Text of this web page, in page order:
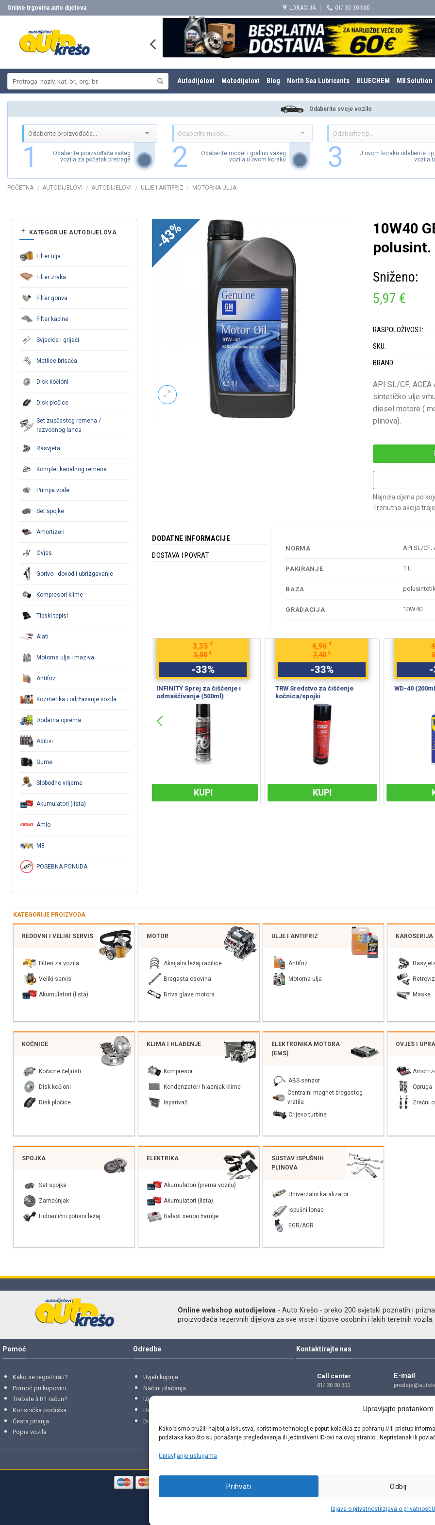
Upravljajte pristankom
Kako bismo pružili najbolja iskustva, koristimo tehnologije poput kolačića za pohranu i/ili pristup
podataka kao što su ponašanje pregledavanja ili jedinstveni ID-ovi na ovoj stranici. Nepristanak ili
Upravljanje uslugama
Prihvati Odbij
Izjava o privatnosti Izjava o privatnosti
Skip
to
Online trgovina auto dijelova LOKACIJA 01/ 30 30 300
Autodijelovi Motodijelovi Blog North Sea Lubricants BLUECHEM M8 Solution
Odaberite svoje vozilo
1
Odaberite proizvođača vašeg
vozila za početak pretrage
2
Odaberite model i godinu vašeg
vozila u ovom koraku
3
U ovom koraku odaberite
vozila
POČETNA / AUTODIJELOVI / AUTODIJELOVI / ULJE I ANTIFRIZ / MOTORNA ULJA
-43%
Najniža cijena po
Trenutna akcija
10W40
Sniženo:
5,97 €
RASPOLOŽIVOST:
SKU:
BRAND:
API SL/CF;
sintetičko ulje
diesel motore (
plinova).
DODATNE INFORMACIJE
DOSTAVA I POVRAT
NORMA API SL/CF;
PAKIRANJE 1 L
BAZA
GRADACIJA 10W40
5,00
odmašćivanje (500ml)
7,40
4,96
-33
TRW Sredstvo za čišćenje
kočnica/spojki
KUPI
6,50
4,35
-33
WD-40 (200ml)
KUPI
WD-40
KATEGORIJE AUTODIJELOVA
Filter ulja
Filter zraka
Filter goriva
Filter kabine
Svjećice i grijači
Metlice brisača
Disk kočioni
Disk pločice
Set zupčastog remena /
razvodnog lanca
Rasvjeta
Komplet kanalnog remena
Pumpa vode
Set spojke
Amortizeri
Ovjes
Gorivo - dovod i ubrizgavanje
Kompresori klime
Tipski tepisi
Alati
Motorna ulja i maziva
Antifriz
Kozmetika i održavanje vozila
Dodatna oprema
Aditivi
Gume
Slobodno vrijeme
Akumulatori (lista)
Amio
M8
POSEBNA PONUDA
KATEGORIJE PROIZVODA
REDOVNI I VELIKI SERVIS
Filteri za vozila
Veliki servis
Akumulatori (lista)
MOTOR
Aksijalni ležaj radilice
Bregasta osovina
Brtva glave motora
ULJE I ANTIFRIZ
Antifriz
Motorna ulja
KAROSERIJA
Maske
KOČNICE
Kočione čeljusti
Disk kočioni
Disk pločice
KLIMA I HLAĐENJE
Kompresor
Kondenzator/ hladnjak klime
Isparivač
ELEKTRONIKA MOTORA
(EMS)
ABS senzor
Centralni magnet bregastog
vratila
Crijevo turbine
OVJES I
Opruga
Zračni
SPOJKA
Set spojke
Zamašnjak
Hidraulični potisni ležaj
ELEKTRIKA
Akumulatori (prema vozilu)
Akumulatori (lista)
Balast xenon žarulje
SUSTAV ISPUŠNIH
PLINOVA
Univerzalni katalizator
Ispušni lonac
EGR/AGR
Online webshop autodijelova - Auto Krešo - preko 200 svjetski poznatih i
proizvođača rezervnih dijelova za sve vrste i tipove osobnih i lakih teretnih vozila.
Pomoć
Kako se registrirati?
Pomoć pri kupovini
Trebate li R1 račun?
Korisnička podrška
Česta pitanja
Popis vozila
Odredbe
Uvjeti kupnje
Načini plaćanja
Izjava o privatnosti
Reklamacije
Dostava i isporuke
Kontaktirajte nas
Call centar
01/ 30 30 300
E-mail
Dragutina
Zagreb
Sva prava pridržana © 2021 W.A.O.